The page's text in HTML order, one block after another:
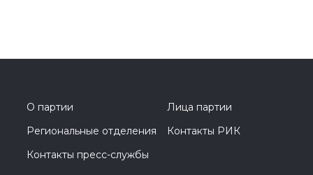
О партии
Лица партии
Региональные отделения
Контакты РИК
Контакты пресс-службы